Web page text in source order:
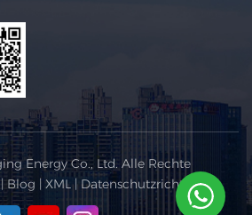
Energy Co., Ltd. Alle Rechte
Blog | XML| Datenschutzrichtlinie